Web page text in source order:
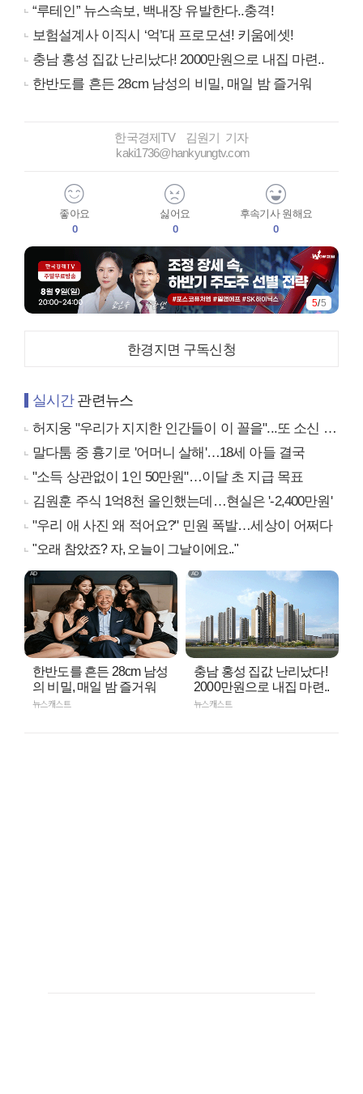
“루테인” 뉴스속보, 백내장 유발한다..충격!
보험설계사 이직시 ‘억’대 프로모션! 키움에셋!
충남 홍성 집값 난리났다! 2000만원으로 내집 마련..
한반도를 흔든 28cm 남성의 비밀, 매일 밤 즐거워
한국경제TV 김원기 기자
kaki1736@hankyungtv.com
좋아요
0
싫어요
0
후속기사 원해요
0
5/5
한경지면 구독신청
실시간관련뉴스
허지웅 "우리가 지지한 인간들이 이 꼴을"...또 소신 발언
말다툼 중 흉기로 '어머니 살해'…18세 아들 결국
"소득 상관없이 1인 50만원"…이달 초 지급 목표
김원훈 주식 1억8천 올인했는데…현실은 '-2,400만원'
"우리 애 사진 왜 적어요?" 민원 폭발…세상이 어쩌다
"오래 참았죠? 자, 오늘이 그날이에요.."
한반도를 흔든 28cm 남성
의 비밀, 매일 밤 즐거워
뉴스캐스트
충남 홍성 집값 난리났다!
2000만원으로 내집 마련..
뉴스캐스트